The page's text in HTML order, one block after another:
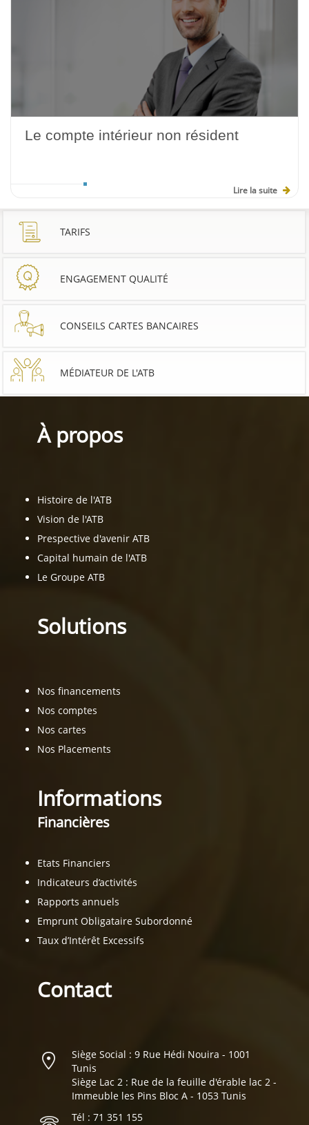
Le compte intérieur non résident
Lire la suite
TARIFS
ENGAGEMENT QUALITÉ
CONSEILS CARTES BANCAIRES
MÉDIATEUR DE L'ATB
À propos
Histoire de l'ATB
Vision de l'ATB
Prespective d'avenir ATB
Capital humain de l'ATB
Le Groupe ATB
Solutions
Nos financements
Nos comptes
Nos cartes
Nos Placements
Informations
Financières
Etats Financiers
Indicateurs d’activités
Rapports annuels
Emprunt Obligataire Subordonné
Taux d’Intérêt Excessifs
Contact
Siège Social : 9 Rue Hédi Nouira - 1001
Tunis
Siège Lac 2 : Rue de la feuille d'érable lac 2 -
Immeuble les Pins Bloc A - 1053 Tunis
Tél : 71 351 155